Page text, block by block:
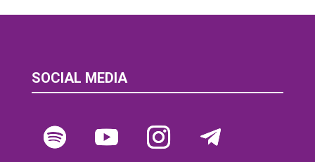
SOCIAL MEDIA